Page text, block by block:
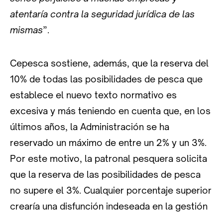
atentaría contra la seguridad jurídica de las
mismas”.
Cepesca sostiene, además, que la reserva del
10% de todas las posibilidades de pesca que
establece el nuevo texto normativo es
excesiva y más teniendo en cuenta que, en los
últimos años, la Administración se ha
reservado un máximo de entre un 2% y un 3%.
Por este motivo, la patronal pesquera solicita
que la reserva de las posibilidades de pesca
no supere el 3%. Cualquier porcentaje superior
crearía una disfunción indeseada en la gestión